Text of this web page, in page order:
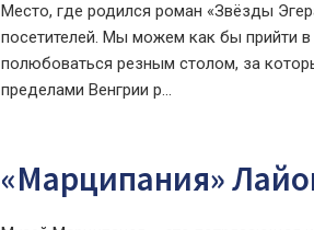
Место, где родился роман «Звёзды
посетителей. Мы можем как бы прийти
полюбоваться резным столом, за
пределами Венгрии р...
«Марципания»